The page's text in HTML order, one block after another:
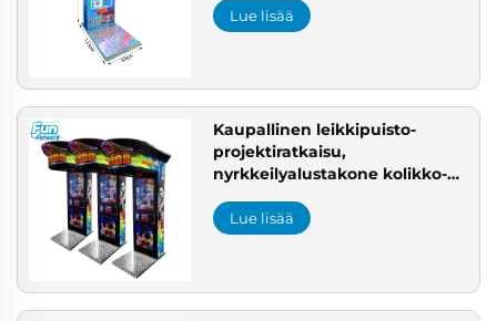
leikkipuistomateriaalit
pelikonejärjestelmäyritys
Lue lisää
Kaupallinen leikkipuisto-
projektiratkaisu,
nyrkkeilyalustakone kolikko-
arcadepeliasetukseen
Lue lisää